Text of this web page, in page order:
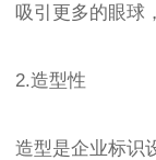
吸引更多的眼球
2.造型性
造型是企业标识